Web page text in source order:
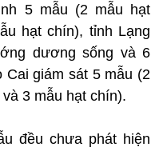
5 mẫu (2 mẫu hạt
hạt chín), tỉnh Lạng
dương sống và 6
Cai giám sát 5 mẫu (2
3 mẫu hạt chín).
đều chưa phát hiện